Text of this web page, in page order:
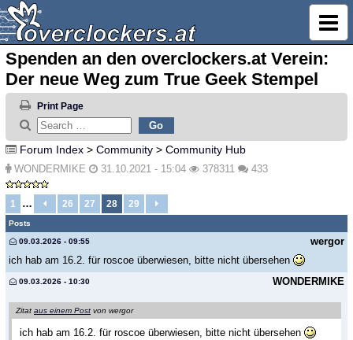
Spenden an den overclockers.at Verein:
Der neue Weg zum True Geek Stempel
Print Page
Forum Index > Community > Community Hub
WONDERMIKE 31.10.2021 - 15:04 378311 433
1 … 26 27 28 29
Posts
wergor
09.03.2026 - 09:55
ich hab am 16.2. für roscoe überwiesen, bitte nicht übersehen
WONDERMIKE
09.03.2026 - 10:30
Zitat aus einem Post von wergor
ich hab am 16.2. für roscoe überwiesen, bitte nicht übersehen